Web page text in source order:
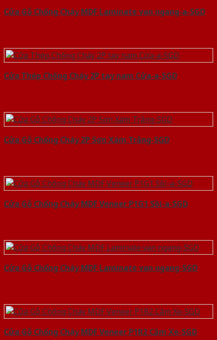
Cửa Gỗ Chống Cháy MDF Laminate van ngang-a-SGD
Cửa Thép Chống Cháy 2P tay nam Cửa-a-SGD
Cửa Gỗ Chống Cháy 2P Sơn Xám Trắng-SGD
Cửa Gỗ Chống Cháy MDF Veneer P1G1 Sồi-a-SGD
Cửa Gỗ Chống Cháy MDF Laminate van ngang-SGD
Cửa Gỗ Chống Cháy MDF Veneer P1R2 Căm Xe-SGD